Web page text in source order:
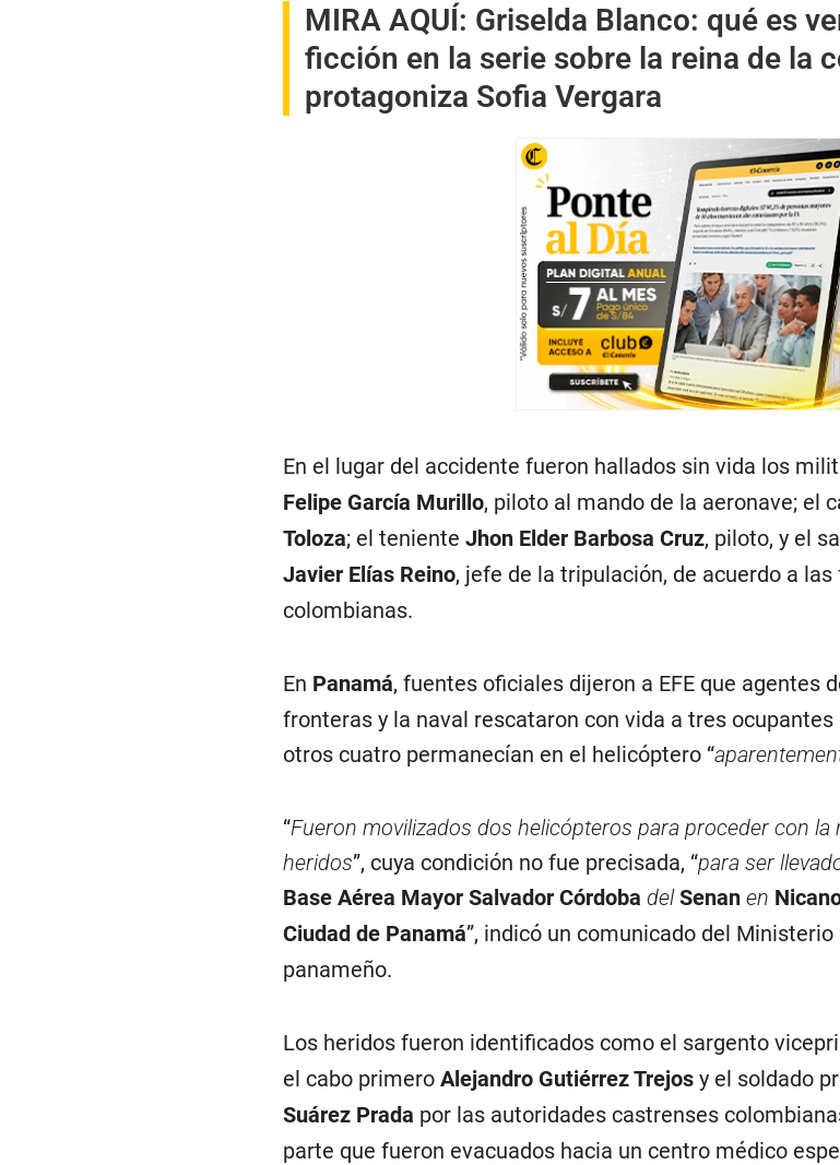
MIRA AQUÍ: Griselda Blanco: qué es
ficción en la serie sobre la reina de la
protagoniza Sofia Vergara
En el lugar del accidente fueron hallados sin vida los
Felipe García Murillo, piloto al mando de la aeronave; el
Toloza; el teniente Jhon Elder Barbosa Cruz, piloto, y el
Javier Elías Reino, jefe de la tripulación, de acuerdo a
colombianas.
En Panamá, fuentes oficiales dijeron a EFE que agentes
fronteras y la naval rescataron con vida a tres
otros cuatro permanecían en el helicóptero “
“Fueron movilizados dos helicópteros para proceder con la
heridos”, cuya condición no fue precisada, “para ser
Base Aérea Mayor Salvador Córdoba delSenanen
Ciudad de Panamá”, indicó un comunicado del
panameño.
Los heridos fueron identificados como el sargento
el cabo primero Alejandro Gutiérrez Trejosy el soldado
Suárez Prada por las autoridades castrenses
parte que fueron evacuados hacia un centro médico